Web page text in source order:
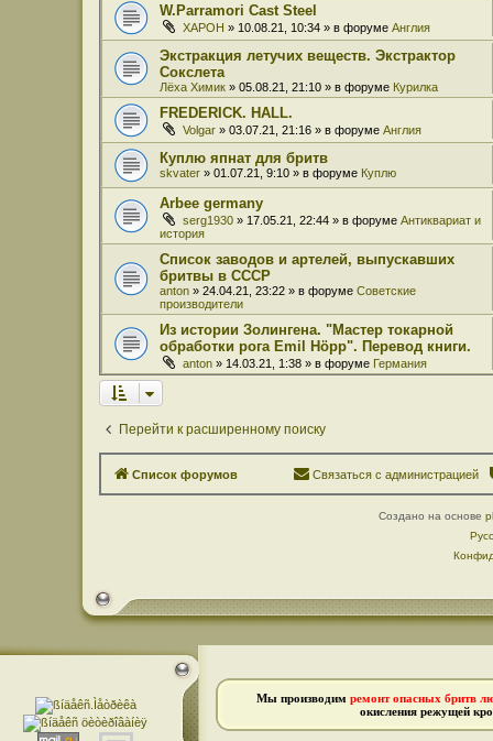
W.Parramori Cast Steel
XAPOH » 10.08.21, 10:34 » в форуме Англия
Экстракция летучих веществ. Экстрактор
Сокслета
Лёха Химик » 05.08.21, 21:10 » в форуме Курилка
FREDERICK. HALL.
Volgar » 03.07.21, 21:16 » в форуме Англия
Куплю япнат для бритв
skvater » 01.07.21, 9:10 » в форуме Куплю
Arbee germany
serg1930 » 17.05.21, 22:44 » в форуме Антиквариат и
история
Список заводов и артелей, выпускавших
бритвы в СССР
anton » 24.04.21, 23:22 » в форуме Советские
производители
Из истории Золингена. "Мастер токарной
обработки рога Emil Höpp". Перевод книги.
anton » 14.03.21, 1:38 » в форуме Германия
Перейти к расширенному поиску
Список форумов Связаться с администрацией
Создано на основе
Мы производим ремонт опасных бритв
окисления режущей